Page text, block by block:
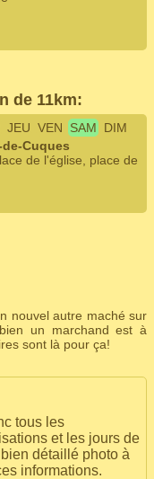
de 11km:
JEU VEN SAM
DIM
Cuques
de l'église, place de
nouvel autre maché sur
un marchand est à
sont là pour ça!
tous les
et les jours de
détaillé photo à
informations.